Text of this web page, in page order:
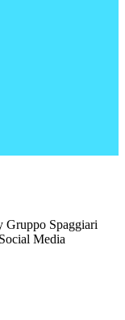
Gruppo Spaggiari
Media